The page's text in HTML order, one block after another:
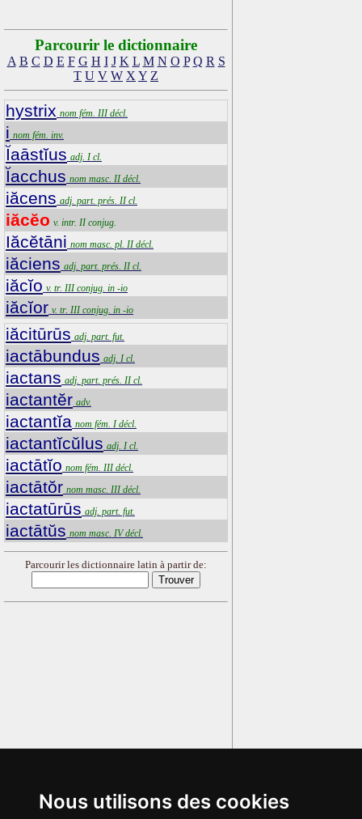
Nous utilisons des cookies
Parcourir le dictionnaire
A B C D E F G H I J K L M N O P Q R S
T U V W X Y Z
hystrix nom fém. III décl.
i nom fém. inv.
Ĭaāstĭus adj. I cl.
Ĭacchus nom masc. II décl.
iăcens adj. part. prés. II cl.
iăcĕo v. intr. II conjug.
Iăcĕtāni nom masc. pl. II décl.
iăciens adj. part. prés. II cl.
iăcĭo v. tr. III conjug. in -io
iăcĭor v. tr. III conjug. in -io
iăcitūrūs adj. part. fut.
iactābundus adj. I cl.
iactans adj. part. prés. II cl.
iactantĕr adv.
iactantĭa nom fém. I décl.
iactantĭcŭlus adj. I cl.
iactātĭo nom fém. III décl.
iactātŏr nom masc. III décl.
iactatūrūs adj. part. fut.
iactātŭs nom masc. IV décl.
Parcourir les dictionnaire latin à partir de: